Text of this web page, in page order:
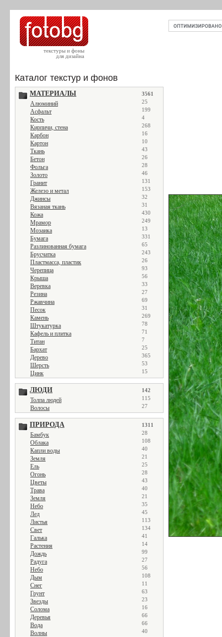
текстуры и фоны
для дизайна
Каталог текстур и фонов
МАТЕРИАЛЫ 3561
Алюминий 25
Асфальт 199
Кость 4
Кирпичи, стена 268
Карбон 16
Картон 10
Ткань 43
Бетон 26
Фольга 28
Золото 46
Гранит 131
Железо и метал 153
Джинсы 32
Вязаная ткань 31
Кожа 430
Мрамор 249
Мозаика 13
Бумага 331
Разлинованная бумага 65
Брусчатка 243
Пластмасса, пластик 26
Черепица 93
Крыша 56
Веревка 33
Резина 27
Ржавчина 69
Песок 31
Камень 269
Штукатурка 78
Кафель и плитка 71
Титан 7
Бархат 25
Дерево 365
Шерсть 53
Цинк 15
ЛЮДИ 142
Толпа людей 115
Волосы 27
ПРИРОДА 1311
Бамбук 28
Облака 108
Капли воды 40
Земля 21
Ель 25
Огонь 28
Цветы 43
Трава 40
Земля 21
Небо 35
Лед 45
Листья 113
Свет 134
Галька 41
Растения 14
Дождь 99
Радуга 27
Небо 56
Дым 108
Снег 11
Грунт 63
Звезды 23
Солома 16
Деревья 66
Вода 66
Волны 40